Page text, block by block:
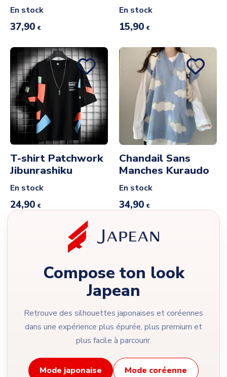
En stock
37,90 €
En stock
15,90 €
T-shirt Patchwork
Jibunrashiku
En stock
24,90 €
Chandail Sans
Manches Kuraudo
En stock
34,90 €
Compose ton look
Japean
Retrouve des silhouettes japonaises et coréennes
dans une expérience plus épurée, plus premium et
plus facile à parcourir.
Mode japonaise Mode coréenne